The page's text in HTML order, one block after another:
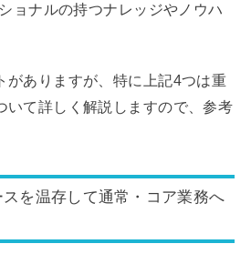
ョナルの持つナレッジやノウハ
がありますが、特に上記4つは重
いて詳しく解説しますので、参考
を温存して通常・コア業務へ